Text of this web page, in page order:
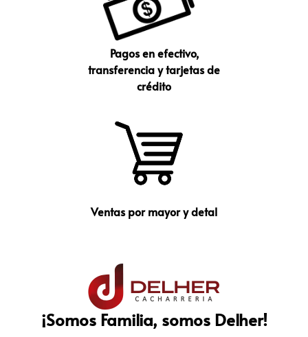
Pagos en efectivo,
transferencia y tarjetas de
crédito
Ventas por mayor y detal
¡Somos Familia, somos Delher!